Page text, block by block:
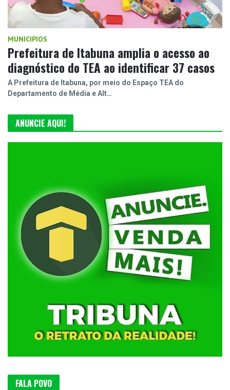
MUNICIPIOS
Prefeitura de Itabuna amplia o acesso ao
diagnóstico do TEA ao identificar 37 casos
A Prefeitura de Itabuna, por meio do Espaço TEA do
Departamento de Média e Alt…
ANUNCIE AQUI!
FALA POVO